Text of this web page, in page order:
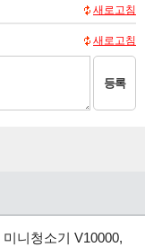
새로고침
새로고침
등록
니청소기 V10000,